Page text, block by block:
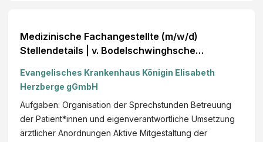
Medizinische Fachangestellte (m/w/d)
Stellendetails | v. Bodelschwinghsche
Evangelisches Krankenhaus Königin Elisabeth
Herzberge gGmbH
Aufgaben: Organisation der Sprechstunden Betreuung
der Patient*innen und eigenverantwortliche Umsetzung
ärztlicher Anordnungen Aktive Mitgestaltung der